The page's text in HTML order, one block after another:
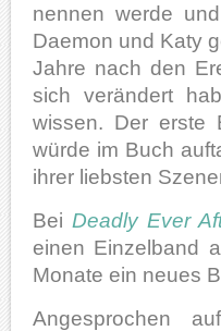
nennen werde
Daemon und Katy
Jahre nach den
sich verändert
wissen. Der erste
würde im Buch
ihrer liebsten
Bei Deadly Ever
einen Einzelband
Monate ein neues
Angesprochen